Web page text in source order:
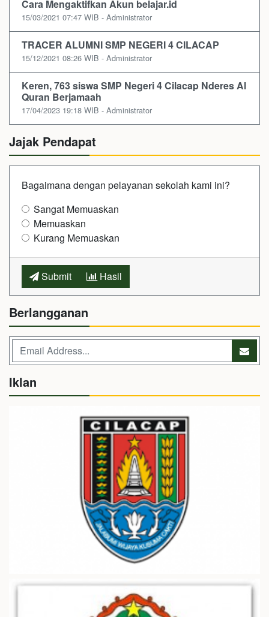
Cara Mengaktifkan Akun belajar.id
15/03/2021 07:47 WIB - Administrator
TRACER ALUMNI SMP NEGERI 4 CILACAP
15/12/2021 08:26 WIB - Administrator
Keren, 763 siswa SMP Negeri 4 Cilacap Nderes Al
Quran Berjamaah
17/04/2023 19:18 WIB - Administrator
Jajak Pendapat
Bagaimana dengan pelayanan sekolah kami ini?
Sangat Memuaskan
Memuaskan
Kurang Memuaskan
Submit Hasil
Berlangganan
Iklan